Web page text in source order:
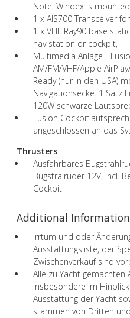
Note: Windex is
1 x AIS700 Transceiver
1 x VHF Ray90 base
nav station or cockpit,
Multimedia Anlage -
AM/FM/VHF/Apple
Ready (nur in den USA)
Navigationsecke. 1 Satz
120W schwarze
Fusion
angeschlossen an das
Thrusters
Ausfahrbares
Bugstralruder 12V, incl.
Cockpit
Additional Information
Irrtum und oder
Ausstattungsliste, der
Zwischenverkauf sind
Alle zu Yacht gemachten
insbesondere im
Ausstattung der Yacht
stammen von Dritten